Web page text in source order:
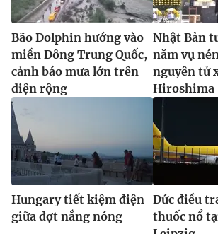
Bão Dolphin hướng vào
miền Đông Trung Quốc,
cảnh báo mưa lớn trên
diện rộng
Nhật Bản
năm vụ
nguyên tử
Hiroshima
Hungary tiết kiệm điện
giữa đợt nắng nóng
Đức điều
thuốc nổ